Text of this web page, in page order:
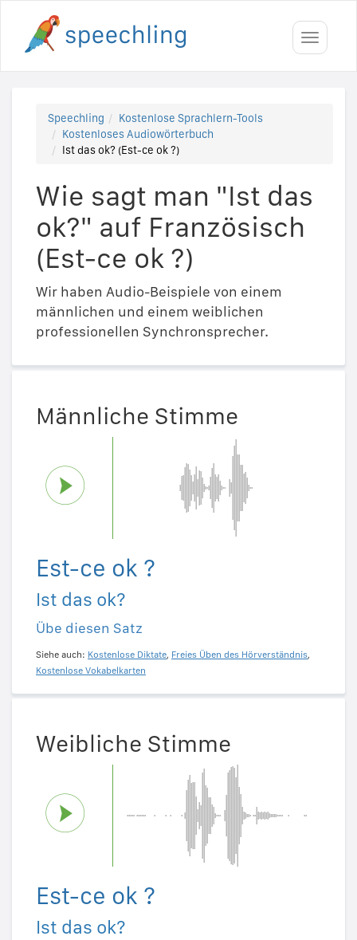
Toggle
Speechling
Kostenlose Sprachlern-Tools
Kostenloses Audiowörterbuch
Ist das ok? (Est-ce ok ?)
Wie sagt man "Ist das
ok?" auf Französisch
(Est-ce ok ?)
Wir haben Audio-Beispiele von einem
männlichen und einem weiblichen
professionellen Synchronsprecher.
Männliche Stimme
Est-ce ok ?
Ist das ok?
Übe diesen Satz
Siehe auch: Kostenlose Diktate, Freies Üben des Hörverständnis,
Kostenlose Vokabelkarten
Weibliche Stimme
Est-ce ok ?
Ist das ok?